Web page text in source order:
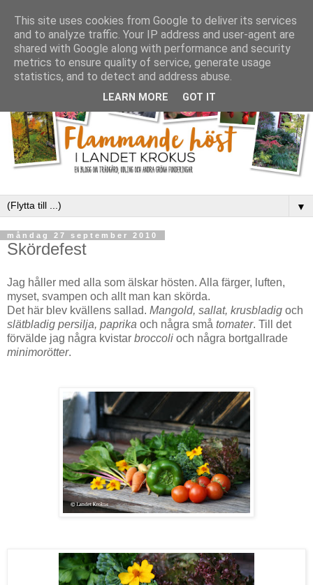
▼
måndag 27 september 2010
Skördefest
Jag håller med alla som älskar hösten. Alla färger, luften,
myset, svampen och allt man kan skörda.
Det här blev kvällens sallad. Mangold, sallat, krusbladig och
slätbladig persilja, paprika och några små tomater. Till det
förvälde jag några kvistar broccoli och några bortgallrade
minimorötter.
This site uses cookies from Google to deliver its services
and to analyze traffic. Your IP address and user-agent are
shared with Google along with performance and security
metrics to ensure quality of service, generate usage
statistics, and to detect and address abuse.
LEARN MORE GOT IT